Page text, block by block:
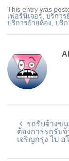
This entry was
เฟอร์นิเจอร์, บริการ
บริการย้ายห้อง, บริก
รถรับจ้างข
ต้องการรถรับจ้
เจริญกรุง ไป อ